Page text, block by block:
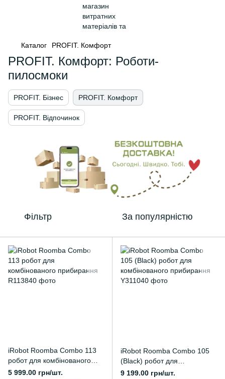
Каталог PROFIT. Комфорт
PROFIT. Комфорт: Роботи-
пилосмоки
PROFIT. Бізнес PROFIT. Комфорт
PROFIT. Відпочинок
Фільтр За популярністю
iRobot Roomba Combo 113
робот для комбінованого
прибирання
5 999.00 грн/шт.
iRobot Roomba Combo 105
(Black) робот для
комбінованого прибирання
9 199.00 грн/шт.